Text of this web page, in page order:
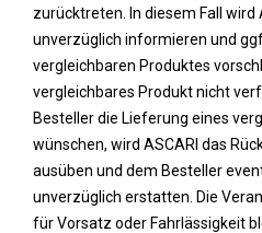
zurücktreten. In diesem Fall wird
unverzüglich informieren und
vergleichbaren Produktes
vergleichbares Produkt nicht
Besteller die Lieferung eines
wünschen, wird ASCARI das
ausüben und dem Besteller
unverzüglich erstatten. Die
für Vorsatz oder Fahrlässigkeit